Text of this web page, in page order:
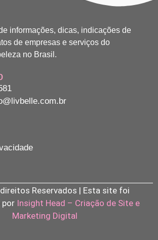
informações, dicas, indicações de
de empresas e serviços do
no Brasil.
Reservados | Esta site foi
por Insight Head – Criação de Site e
Marketing Digital